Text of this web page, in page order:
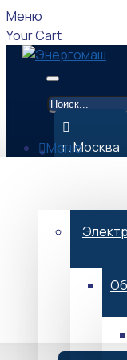
Меню
Your Cart
г. Москва
Меню
09:00-17:00